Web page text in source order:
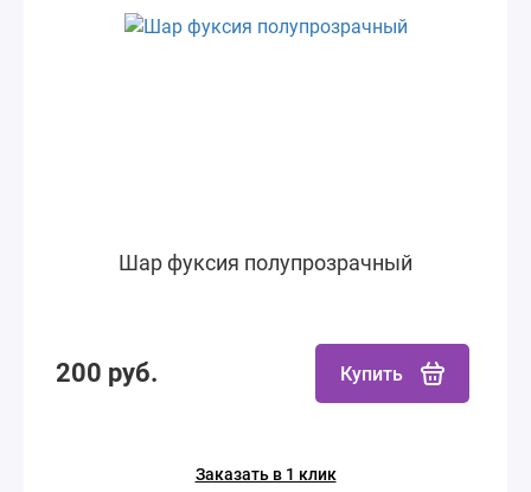
Шар фуксия полупрозрачный
200 руб. Купить
Заказать в 1 клик